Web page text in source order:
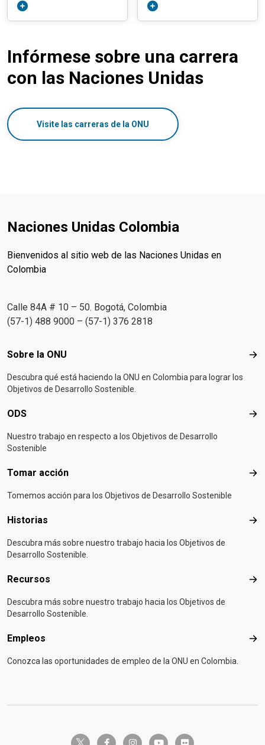
Infórmese sobre una carrera
con las Naciones Unidas
Visite las carreras de la ONU
Naciones Unidas Colombia
Bienvenidos al sitio web de las Naciones Unidas en
Colombia
Calle 84A # 10 – 50. Bogotá, Colombia
(57-1) 488 9000 – (57-1) 376 2818
Footer menu
Sobre la ONU
Descubra qué está haciendo la ONU en Colombia para lograr los
Objetivos de Desarrollo Sostenible.
ODS
Nuestro trabajo en respecto a los Objetivos de Desarrollo
Sostenible
Tomar acción
Tomemos acción para los Objetivos de Desarrollo Sostenible
Historias
Descubra más sobre nuestro trabajo hacia los Objetivos de
Desarrollo Sostenible.
Recursos
Descubra más sobre nuestro trabajo hacia los Objetivos de
Desarrollo Sostenible.
Empleos
Conozca las oportunidades de empleo de la ONU en Colombia.
twitter-x facebook-finstagramyoutube flickr